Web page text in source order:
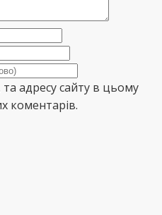
адресу сайту в цьому
коментарів.